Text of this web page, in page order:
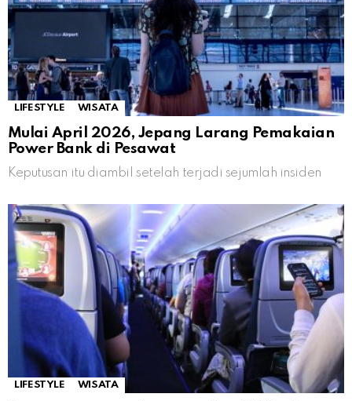
LIFESTYLE WISATA
Mulai April 2026, Jepang Larang Pemakaian
Power Bank di Pesawat
Keputusan itu diambil setelah terjadi sejumlah insiden
LIFESTYLE WISATA